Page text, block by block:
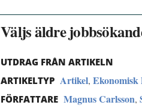
Väljs äldre
UTDRAG FRÅN ARTIKELN
ARTIKELTYP Artikel, Ekonomisk
FÖRFATTARE Magnus Carlsson,